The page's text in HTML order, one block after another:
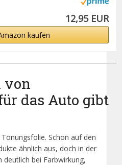
12,95 EUR
kaufen
von
das Auto gibt
Schon auf den
ähnlich aus, doch in der
deutlich bei Farbwirkung,